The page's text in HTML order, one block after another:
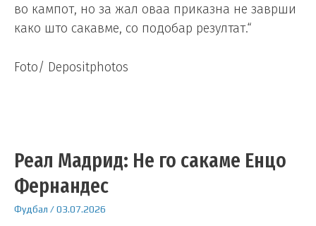
во кампот, но за жал оваа приказна не заврши
како што сакавме, со подобар резултат.“
Foto/ Depositphotos
Реал Мадрид: Не го сакаме Енцо
Фернандес
Фудбал /03.07.2026